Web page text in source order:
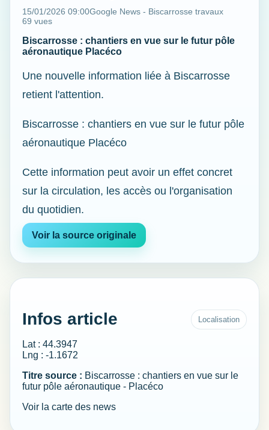
15/01/2026 09:00Google News - Biscarrosse travaux
69 vues
Biscarrosse : chantiers en vue sur le futur pôle
aéronautique Placéco
Une nouvelle information liée à Biscarrosse
retient l'attention.
Biscarrosse : chantiers en vue sur le futur pôle
aéronautique Placéco
Cette information peut avoir un effet concret
sur la circulation, les accès ou l'organisation
du quotidien.
Voir la source originale
Infos article Localisation
Lat : 44.3947
Lng : -1.1672
Titre source : Biscarrosse : chantiers en vue sur le
futur pôle aéronautique - Placéco
Voir la carte des news